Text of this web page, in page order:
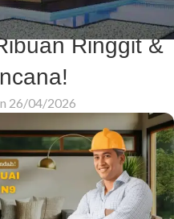
8 Rahsia Pro
Ringgit &
26/04/2026